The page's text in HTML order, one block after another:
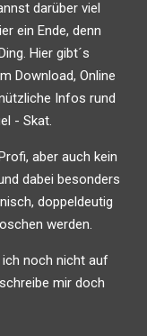
darüber viel
ein Ende, denn
Hier gibt´s
Download, Online
Infos rund
- Skat.
aber auch kein
dabei besonders
doppeldeutig
werden.
ich noch nicht auf
mir doch